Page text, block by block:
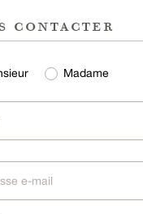
contacter
Madame